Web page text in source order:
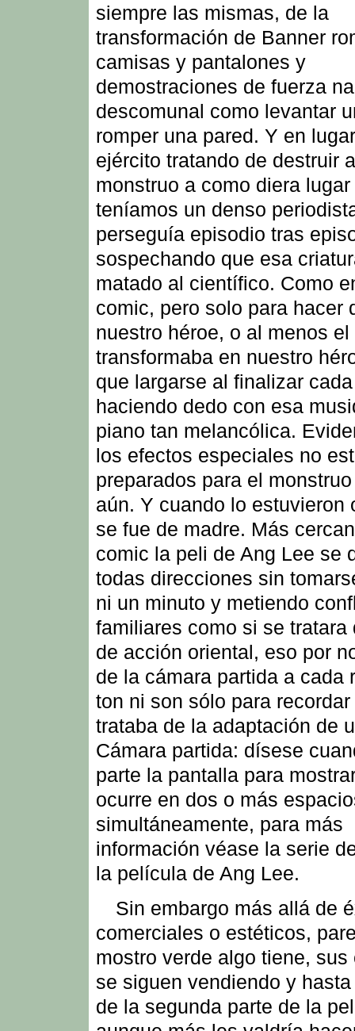
siempre las mismas, de la
transformación de Banner
camisas y pantalones y
demostraciones de fuerza
descomunal como levantar
romper una pared. Y en
ejército tratando de destruir
monstruo a como diera
teníamos un denso
perseguía episodio tras
sospechando que esa
matado al científico. Como
comic, pero solo para hacer
nuestro héroe, o al menos
transformaba en nuestro
que largarse al finalizar
haciendo dedo con esa
piano tan melancólica.
los efectos especiales no
preparados para el
aún. Y cuando lo estuvieron
se fue de madre. Más
comic la peli de Ang Lee se
todas direcciones sin
ni un minuto y metiendo
familiares como si se tratara
de acción oriental, eso por
de la cámara partida a cada
ton ni son sólo para
trataba de la adaptación de
Cámara partida: dísese
parte la pantalla para
ocurre en dos o más
simultáneamente, para más
información véase la serie
la película de Ang Lee.
Sin embargo más allá de
comerciales o estéticos,
mostro verde algo tiene, sus
se siguen vendiendo y
de la segunda parte de la